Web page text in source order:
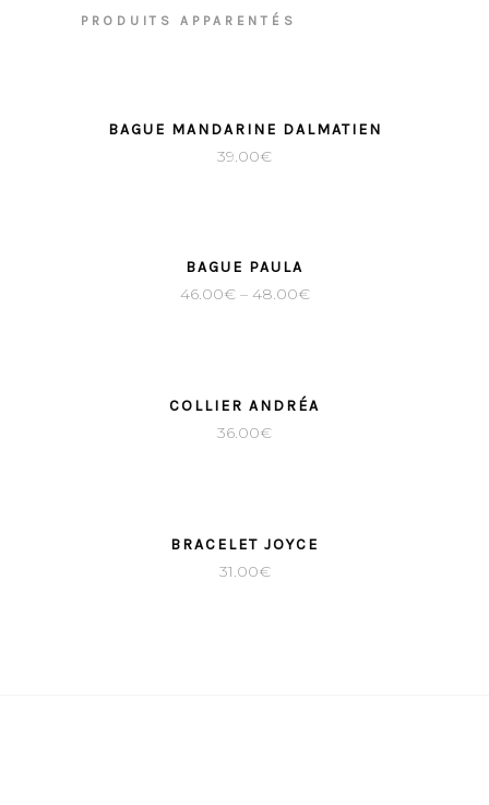
PRODUITS APPARENTÉS
BAGUE MANDARINE DALMATIEN
39.00€
BAGUE PAULA
46.00€– 48.00€
COLLIER ANDRÉA
36.00€
BRACELET JOYCE
31.00€